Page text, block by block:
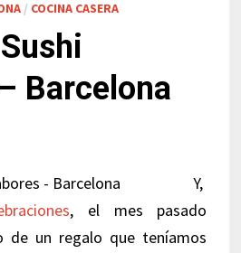
/ COCINA CASERA
Barcelona
Y,
, el mes pasado
de un regalo que teníamos